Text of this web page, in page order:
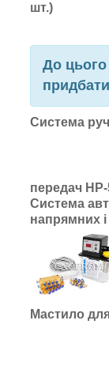
шт.)
До
придбати
Система
передач
Система
напрямних
Мастило